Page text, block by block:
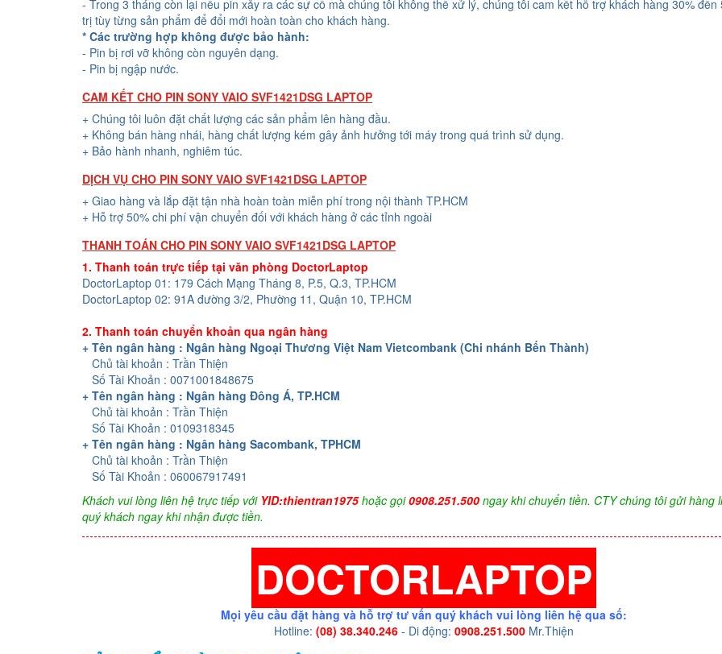
- Trong 3 tháng còn lại nếu pin xảy ra các sự cố mà chúng tôi không thể xử lý, chúng tôi cam kết hỗ trợ khách hàng 30% đến
trị tùy từng sản phẩm để đổi mới hoàn toàn cho khách hàng.
* Các trường hợp không được bảo hành:
- Pin bị rơi vỡ không còn nguyên dạng.
- Pin bị ngập nước.
CAM KẾT CHO PIN SONY VAIO SVF1421DSG LAPTOP
+ Chúng tôi luôn đặt chất lượng các sản phẩm lên hàng đầu.
+ Không bán hàng nhái, hàng chất lượng kém gây ảnh hưởng tới máy trong quá trình sử dụng.
+ Bảo hành nhanh, nghiêm túc.
DỊCH VỤ CHO PIN SONY VAIO SVF1421DSG LAPTOP
+ Giao hàng và lắp đặt tận nhà hoàn toàn miễn phí trong nội thành TP.HCM
+ Hỗ trợ 50% chi phí vận chuyển đối với khách hàng ở các tỉnh ngoài
THANH TOÁN CHO PIN SONY VAIO SVF1421DSG LAPTOP
1. Thanh toán trực tiếp tại văn phòng DoctorLaptop
DoctorLaptop 01: 179 Cách Mạng Tháng 8, P.5, Q.3, TP.HCM
DoctorLaptop 02: 91A đường 3/2, Phường 11, Quận 10, TP.HCM
2. Thanh toán chuyển khoản qua ngân hàng
+ Tên ngân hàng : Ngân hàng Ngoại Thương Việt Nam Vietcombank (Chi nhánh Bến Thành)
Chủ tài khoản : Trần Thiện
Số Tài Khoản : 0071001848675
+ Tên ngân hàng : Ngân hàng Đông Á, TP.HCM
Chủ tài khoản : Trần Thiện
Số Tài Khoản : 0109318345
+ Tên ngân hàng : Ngân hàng Sacombank, TPHCM
Chủ tài khoản : Trần Thiện
Số Tài Khoản : 060067917491
Khách vui lòng liên hệ trực tiếp với YID:thientran1975hoặc gọi0908.251.500 ngay khi chuyển tiền. CTY chúng tôi gửi hàng
quý khách ngay khi nhận được tiền.
DOCTORLAPTOP
Mọi yêu cầu đặt hàng và hỗ trợ tư vấn quý khách vui lòng liên hệ qua số:
Hotline: (08) 38.340.246- Di động: 0908.251.500Mr.Thiện